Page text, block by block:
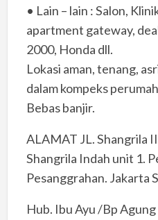
• Lain – lain : Salon,
apartment gateway,
2000, Honda dll.
Lokasi aman, tenang,
dalam kompeks
Bebas banjir.
ALAMAT JL. Shangrila
Shangrila Indah unit 1.
Pesanggrahan. Jakarta
Hub. Ibu Ayu /Bp